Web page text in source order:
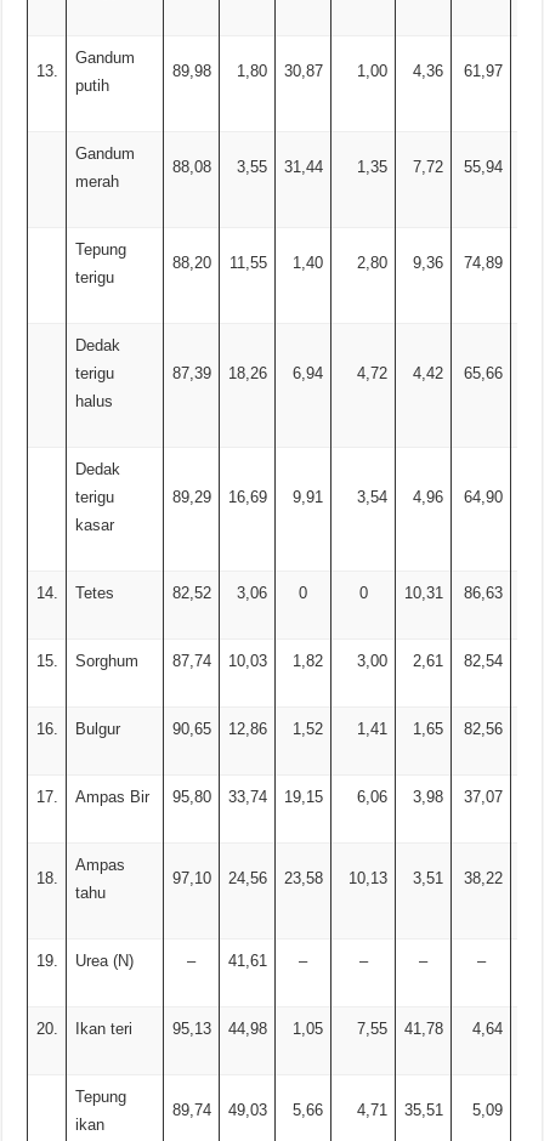
13.
Gandum
putih
89,98 1,80 30,87 1,00 4,36 61,97
Gandum
merah
88,08 3,55 31,44 1,35 7,72 55,94
Tepung
terigu
88,20 11,55 1,40 2,80 9,36 74,89
Dedak
terigu
halus
87,39 18,26 6,94 4,72 4,42 65,66
Dedak
terigu
kasar
89,29 16,69 9,91 3,54 4,96 64,90
14. Tetes 82,52 3,06 0 0 10,31 86,63
15. Sorghum 87,74 10,03 1,82 3,00 2,61 82,54
16. Bulgur 90,65 12,86 1,52 1,41 1,65 82,56
17. Ampas Bir 95,80 33,74 19,15 6,06 3,98 37,07
18.
Ampas
tahu
97,10 24,56 23,58 10,13 3,51 38,22
19. Urea (N) – 41,61 – – – –
20. Ikan teri 95,13 44,98 1,05 7,55 41,78 4,64
Tepung
ikan
89,74 49,03 5,66 4,71 35,51 5,09